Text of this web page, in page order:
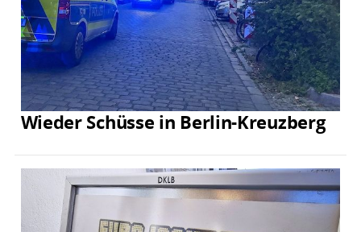
Wieder Schüsse in Berlin-Kreuzberg